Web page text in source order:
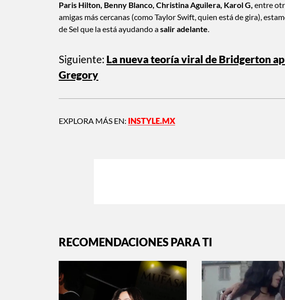
Paris Hilton, Benny Blanco, Christina Aguilera, Karol G, entre
amigas más cercanas (como Taylor Swift, quien está de gira),
de Sel que la está ayudando asalir adelante.
Siguiente: La nueva teoría viral de Bridgerton
Gregory
EXPLORA MÁS EN: INSTYLE.MX
RECOMENDACIONES PARA TI